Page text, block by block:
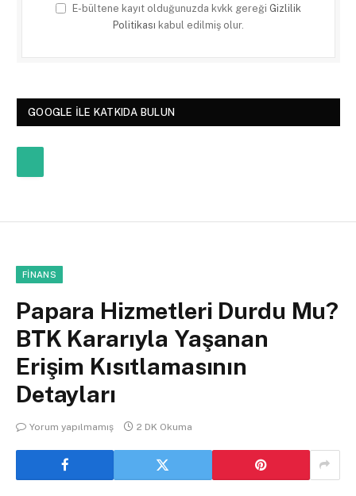
E-bültene kayıt olduğunuzda kvkk gereği Gizlilik
Politikası kabul edilmiş olur.
GOOGLE ILE KATKIDA BULUN
FINANS
Papara Hizmetleri Durdu Mu?
BTK Kararıyla Yaşanan
Erişim Kısıtlamasının
Detayları
Yorum yapılmamış 2 DK Okuma